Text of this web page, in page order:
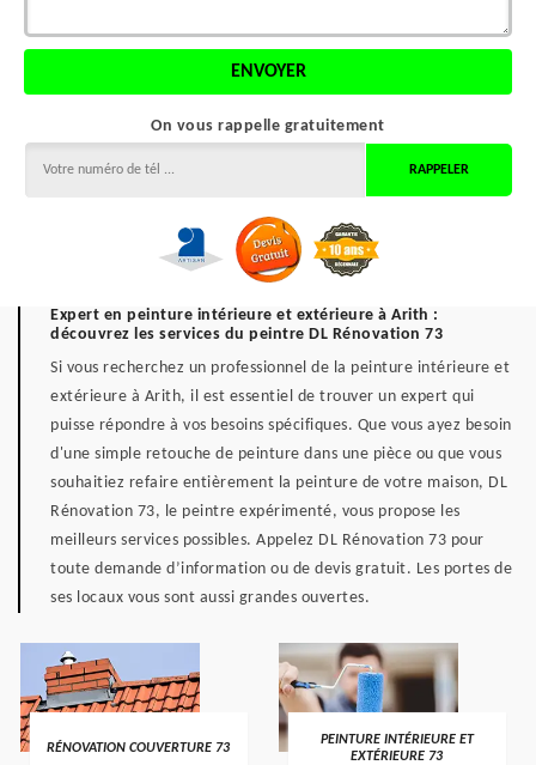
On vous rappelle gratuitement
Expert en peinture intérieure et extérieure à Arith :
découvrez les services du peintre DL Rénovation 73
Si vous recherchez un professionnel de la peinture intérieure et
extérieure à Arith, il est essentiel de trouver un expert qui
puisse répondre à vos besoins spécifiques. Que vous ayez besoin
d'une simple retouche de peinture dans une pièce ou que vous
souhaitiez refaire entièrement la peinture de votre maison, DL
Rénovation 73, le peintre expérimenté, vous propose les
meilleurs services possibles. Appelez DL Rénovation 73 pour
toute demande d’information ou de devis gratuit. Les portes de
ses locaux vous sont aussi grandes ouvertes.
RÉNOVATION COUVERTURE 73
PEINTURE INTÉRIEURE ET
EXTÉRIEURE 73